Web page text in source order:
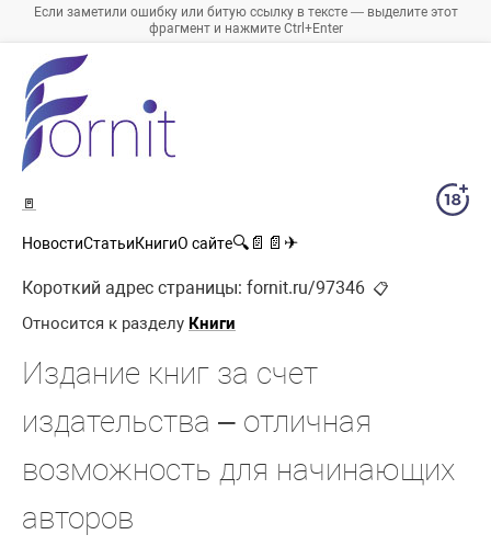
Если заметили ошибку или битую ссылку в тексте — выделите этот
фрагмент и нажмите Ctrl+Enter
🚪
НовостиСтатьиКнигиО сайте🔍 📄 📄 ✈
Короткий адрес страницы: fornit.ru/97346 📋
Относится к разделу Книги
Издание книг за счет
издательства – отличная
возможность для начинающих
авторов